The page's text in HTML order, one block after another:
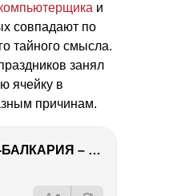
и
совпадают по
тайного смысла.
занял
ячейку в
причинам.
КАБАРДИНО-БАЛКАРИЯ – ПУТЕШЕСТВИЕ НА КАВКАЗ часть 3